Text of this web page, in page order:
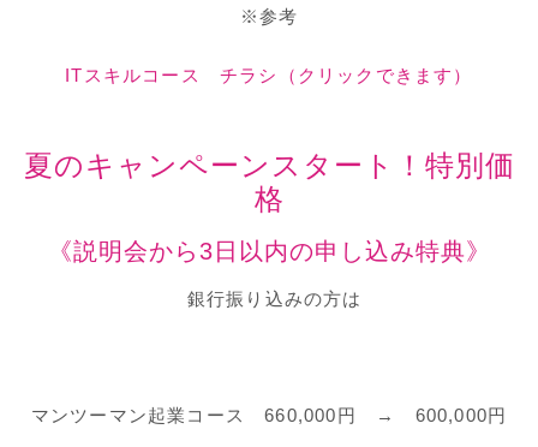
※参考
ITスキルコース チラシ（クリックできます）
夏のキャンペーンスタート！特別価
格
《説明会から3日以内の申し込み特典》
銀行振り込みの方は
マンツーマン起業コース 660,000円 → 600,000円